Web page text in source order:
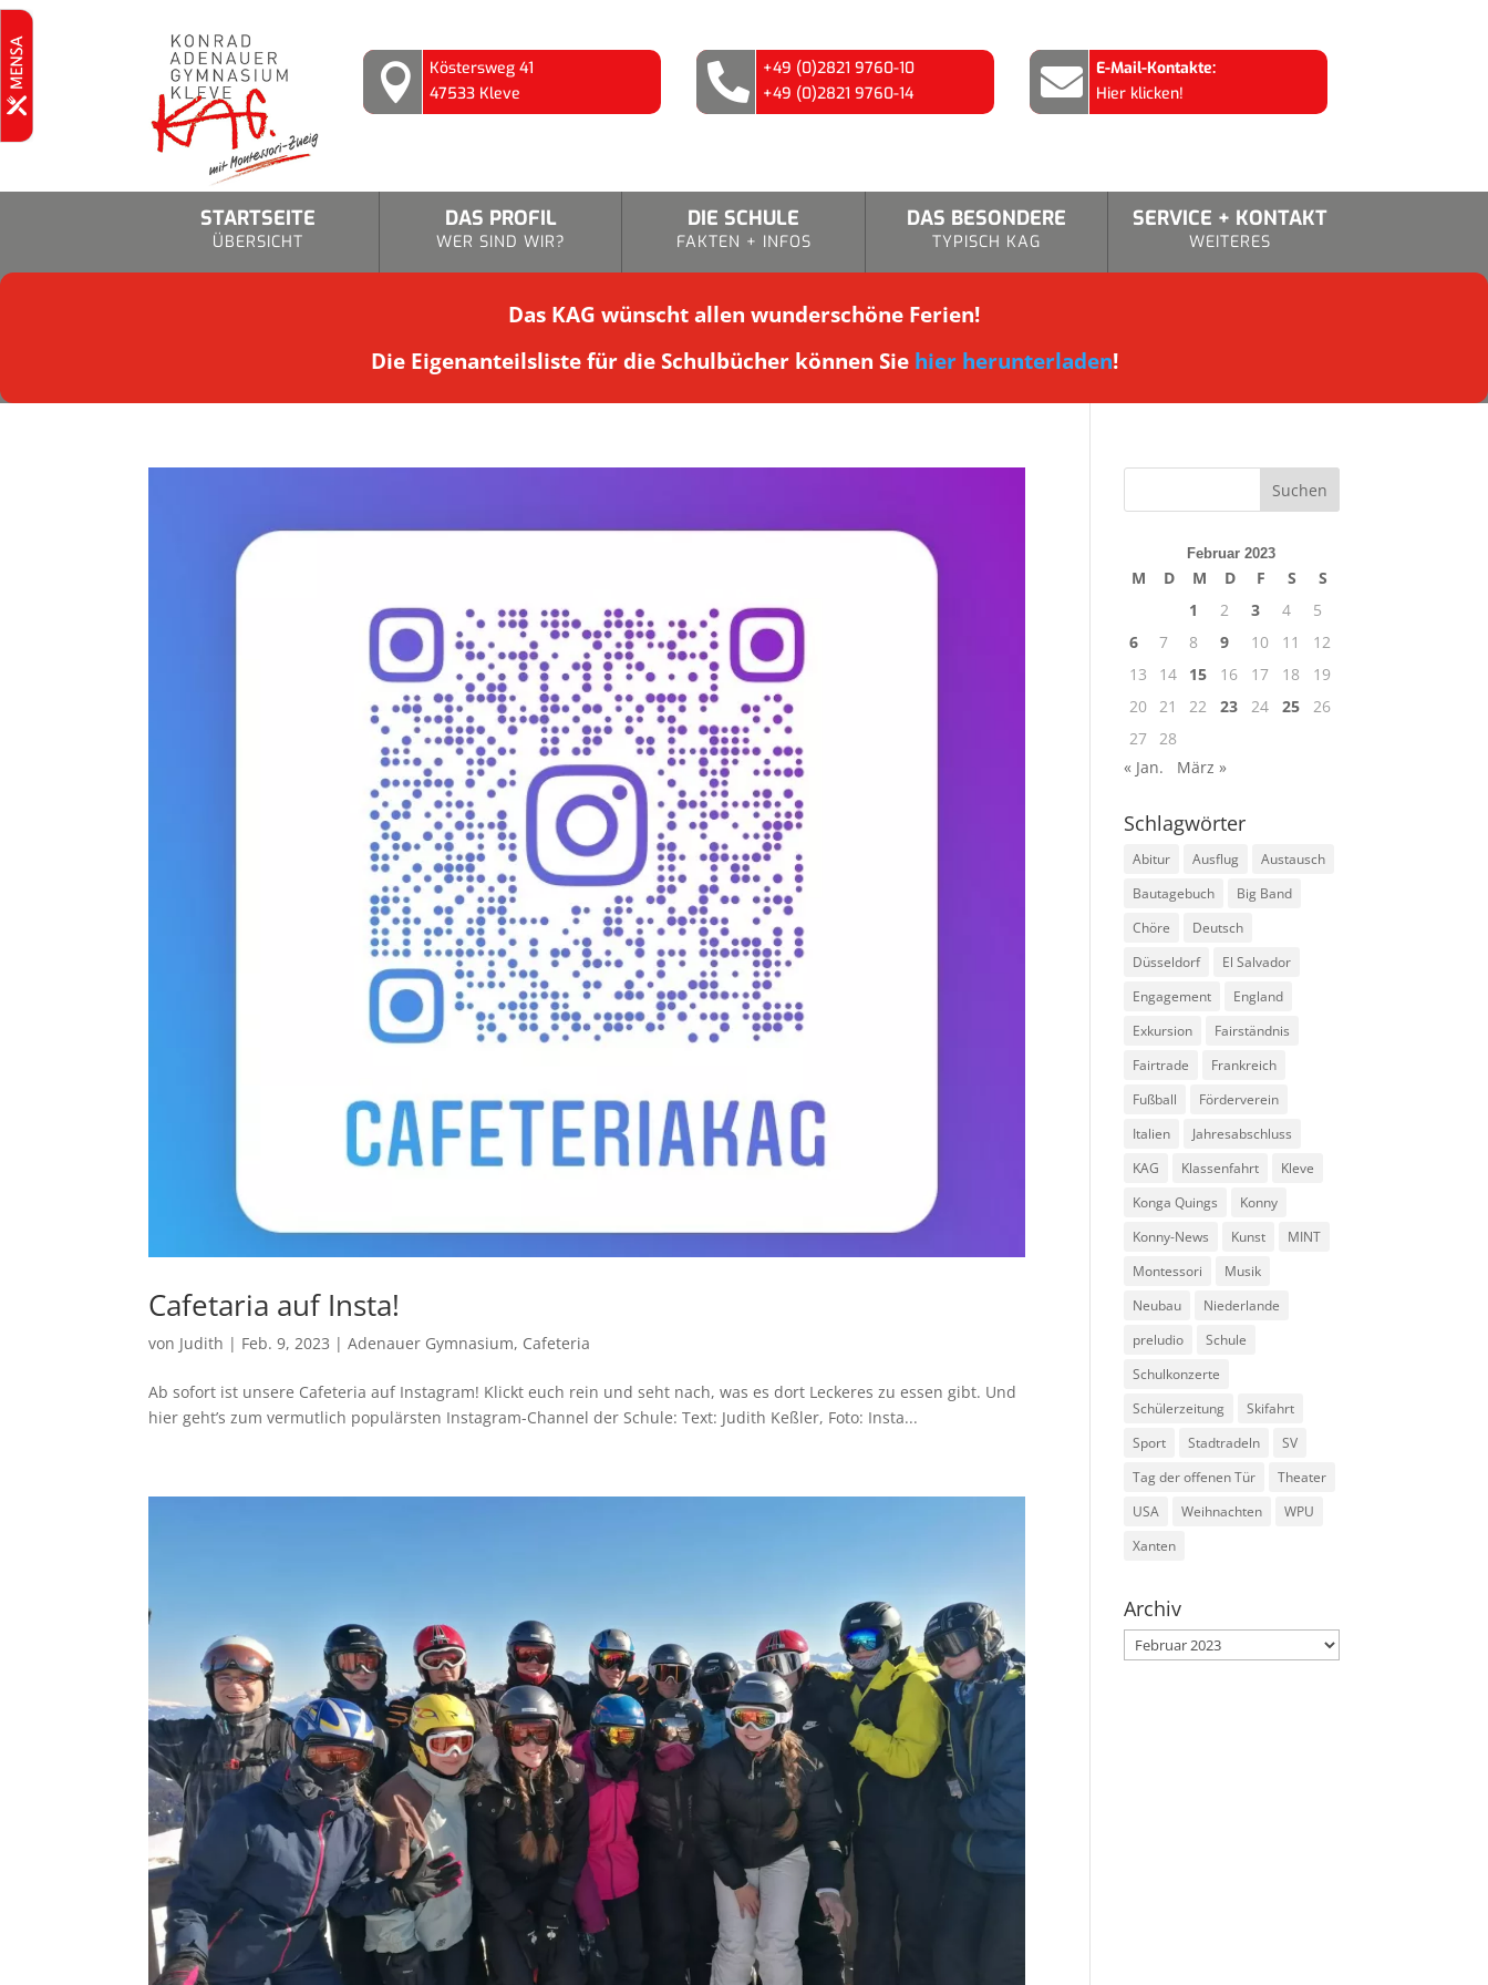

Köstersweg 41
47533 Kleve

+49 (0)2821 9760-10
+49 (0)2821 9760-14

E-Mail-Kontakte:
Hier klicken!
STARTSEITE
ÜBERSICHT
DAS PROFIL
WER SIND WIR?
DIE SCHULE
FAKTEN + INFOS
DAS BESONDERE
TYPISCH KAG
SERVICE + KONTAKT
WEITERES
Das KAG wünscht allen wunderschöne Ferien!
Die Eigenanteilsliste für die Schulbücher können Sie hier herunterladen!
Cafetaria auf Insta!
von Judith | Feb. 9, 2023 |Adenauer Gymnasium, Cafeteria
Ab sofort ist unsere Cafeteria auf Instagram! Klickt euch rein und seht nach, was es dort Leckeres zu essen gibt. Und
hier geht’s zum vermutlich populärsten Instagram-Channel der Schule: Text: Judith Keßler, Foto: Insta...
Februar 2023
M D M D F S
S
1
2 3 4
5
6
7 8 9 10 11
12
13
14 15 16 17 18
19
20 21 22 23 24 25
26
27 28
« Jan.
März »
Schlagwörter
Abitur Ausflug
Austausch
Bautagebuch
Big Band
Chöre
Deutsch
Düsseldorf
El Salvador
Engagement
England
Exkursion
Fairständnis
Fairtrade
Frankreich
Fußball
Förderverein
Italien
Jahresabschluss
KAG
Klassenfahrt
Kleve
Konga Quings
Konny
Konny-News
Kunst
MINT
Montessori
Musik
Neubau
Niederlande
preludio
Schule
Schulkonzerte
Schülerzeitung
Skifahrt
Sport
Stadtradeln
SV
Tag der offenen Tür
Theater
USA
Weihnachten
WPU
Xanten
Archiv
Archiv